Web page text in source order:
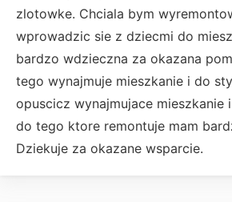
zlotowke. Chciala bym
wprowadzic sie z dziecmi do
bardzo wdzieczna za okazana
tego wynajmuje mieszkanie i do
opuscicz wynajmujace mieszkanie
do tego ktore remontuje mam
Dziekuje za okazane wsparcie.